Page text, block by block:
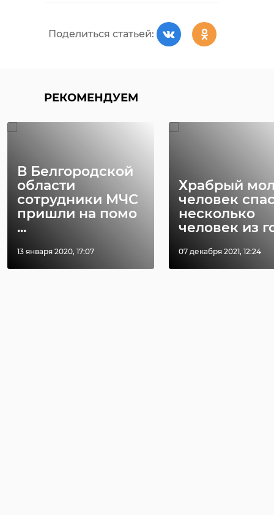
Поделиться статьей:
РЕКОМЕНДУЕМ
В Белгородской
области
сотрудники МЧС
пришли на помо
...
13 января 2020, 17:07
Храбрый
человек
несколько
человек из
07 декабря 2021, 12:24